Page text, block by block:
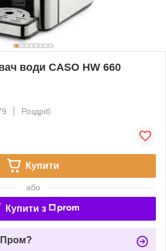
води CASO HW 660
Роздріб
Купити
або
Купити з
Пром?